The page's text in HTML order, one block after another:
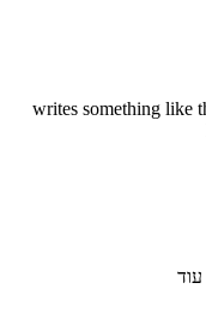
writes something like